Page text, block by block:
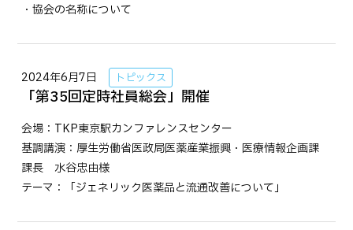
・協会の名称について
2024年6月7日 トピックス
「第35回定時社員総会」開催
会場：TKP東京駅カンファレンスセンター
基調講演：厚生労働省医政局医薬産業振興・医療情報企画課
課長 水谷忠由様
テーマ：「ジェネリック医薬品と流通改善について」